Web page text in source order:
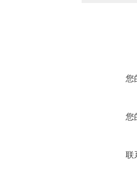
您
您
联